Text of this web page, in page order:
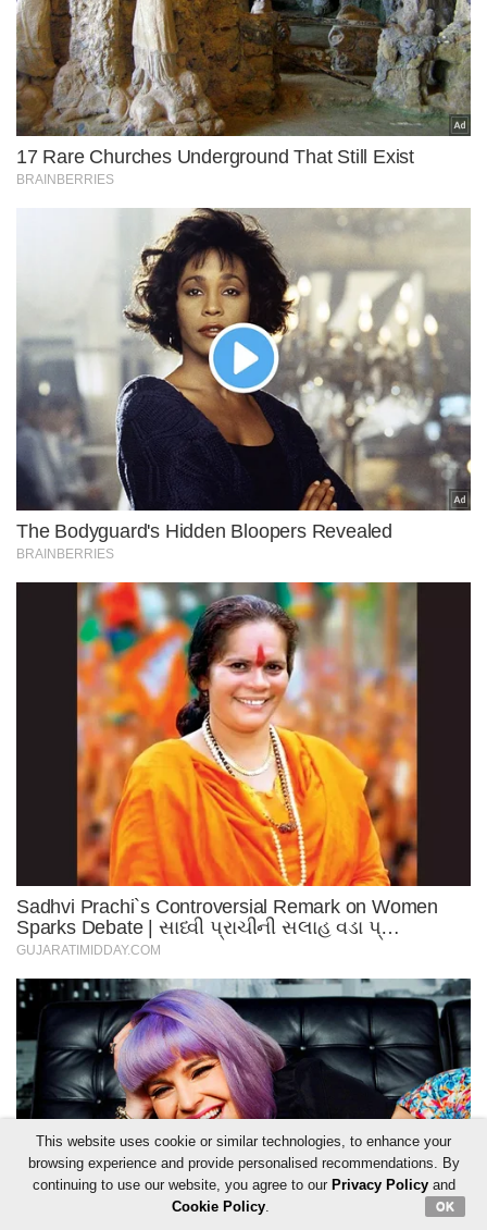
This website uses cookie or similar technologies, to enhance your
browsing experience and provide personalised recommendations. By
continuing to use our website, you agree to our Privacy Policyand
Cookie Policy. OK